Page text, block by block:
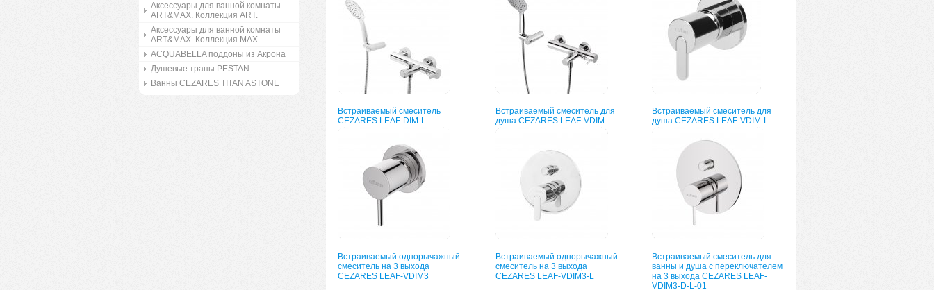
Аксессуары для ванной комнаты
ART&MAX. Коллекция ART.
Аксессуары для ванной комнаты
ART&MAX. Коллекция MAX.
ACQUABELLA поддоны из Акрона
Душевые трапы PESTAN
Ванны CEZARES TITAN ASTONE
Встраиваемый смеситель
CEZARES LEAF-DIM-L
Встраиваемый смеситель для
душа CEZARES LEAF-VDIM
Встраиваемый смеситель для
душа CEZARES LEAF-VDIM-L
Встраиваемый однорычажный
смеситель на 3 выхода
CEZARES LEAF-VDIM3
Встраиваемый однорычажный
смеситель на 3 выхода
CEZARES LEAF-VDIM3-L
Встраиваемый смеситель для
ванны и душа с переключателем
на 3 выхода CEZARES LEAF-
VDIM3-D-L-01